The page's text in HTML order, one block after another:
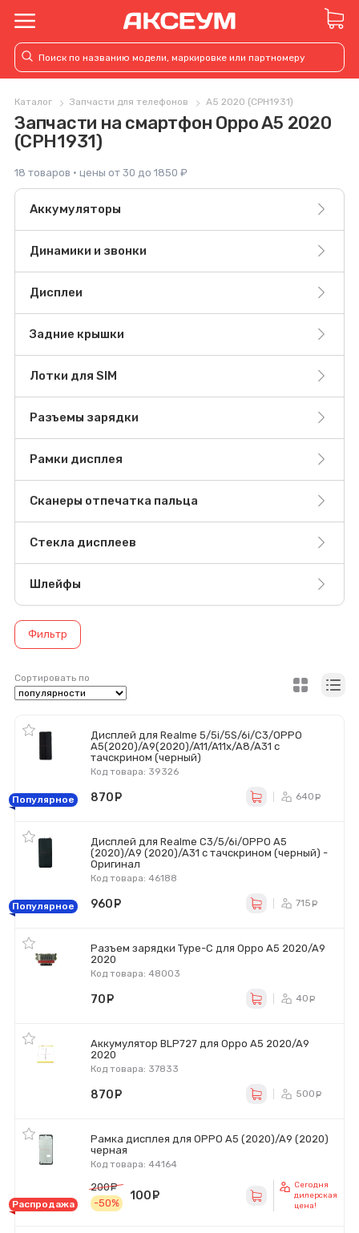
Каталог Запчасти для телефонов A5 2020 (CPH1931)
Запчасти на смартфон Oppo A5 2020
(CPH1931)
18 товаров · цены от 30 до 1850 ₽
Аккумуляторы
Динамики и звонки
Дисплеи
Задние крышки
Лотки для SIM
Разъемы зарядки
Рамки дисплея
Сканеры отпечатка пальца
Стекла дисплеев
Шлейфы
Фильтр
Сортировать по
Дисплей для Realme 5/5i/5S/6i/C3/OPPO
A5(2020)/A9(2020)/A11/A11x/A8/A31 с
тачскрином (черный)
Код товара: 39326
Популярное 870 640
Дисплей для Realme C3/5/6i/OPPO A5
(2020)/A9 (2020)/A31 с тачскрином (черный) -
Оригинал
Код товара: 46188
Популярное 960 715
Разъем зарядки Type-C для Oppo A5 2020/A9
2020
Код товара: 48003
70 40
Аккумулятор BLP727 для Oppo A5 2020/A9
2020
Код товара: 37833
870 500
Рамка дисплея для OPPO A5 (2020)/A9 (2020)
черная
Код товара: 44164
Распродажа
200
-50%
100
Сегодня
дилерская
цена!